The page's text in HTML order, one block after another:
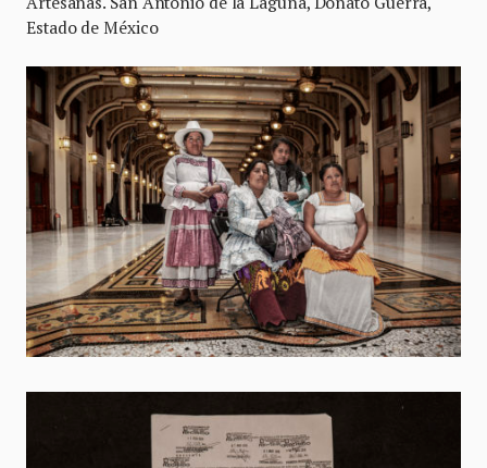
Estado de México